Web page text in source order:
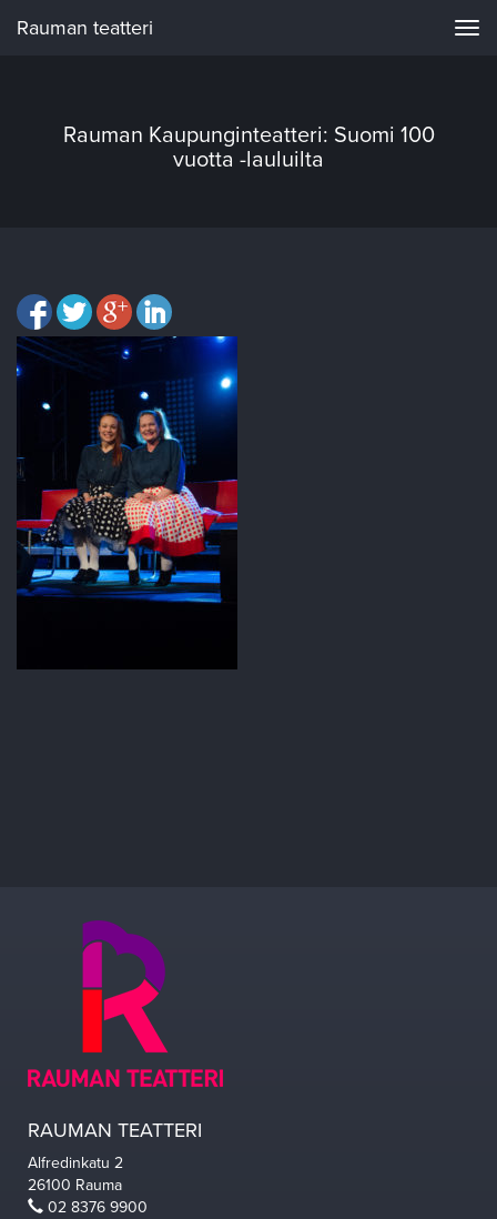
Rauman teatteri
Rauman Kaupunginteatteri: Suomi 100
vuotta -lauluilta
RAUMAN TEATTERI
Alfredinkatu 2
26100 Rauma
02 8376 9900